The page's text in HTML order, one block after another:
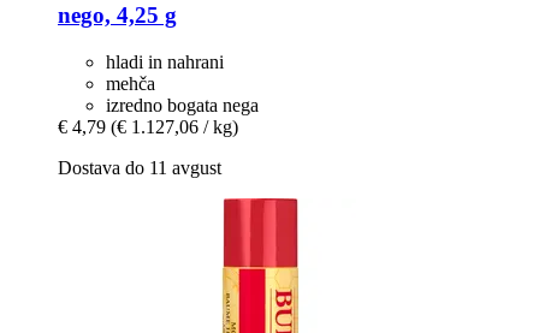
nego, 4,25 g
hladi in nahrani
mehča
izredno bogata nega
€ 4,79 (€ 1.127,06 / kg)
Dostava do 11 avgust